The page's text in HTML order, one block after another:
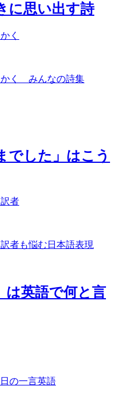
に思い出す詩
く
かく みんなの詩集
でした」はこう
者
者も悩む日本語表現
は英語で何と言
の一言英語